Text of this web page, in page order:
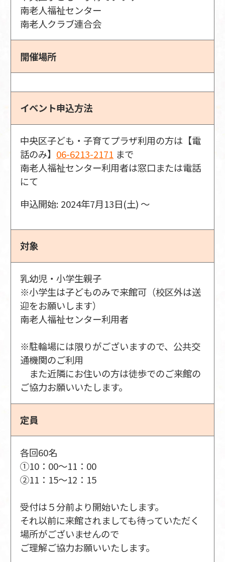
南老人福祉センター
南老人クラブ連合会
開催場所
イベント申込方法
中央区子ども・子育てプラザ利用の方は【電
話のみ】 06-6213-2171 まで
南老人福祉センター利用者は窓口または電話
にて
申込開始: 2024年7月13日(土) 〜
対象
乳幼児・小学生親子
※小学生は子どものみで来館可（校区外は送
迎をお願いします）
南老人福祉センター利用者
※駐輪場には限りがございますので、公共交
通機関のご利用
また近隣にお住いの方は徒歩でのご来館の
ご協力お願いいたします。
定員
各回60名
①10：00～11：00
②11：15～12：15
受付は５分前より開始いたします。
それ以前に来館されましても待っていただく
場所がございませんので
ご理解ご協力お願いいたします。